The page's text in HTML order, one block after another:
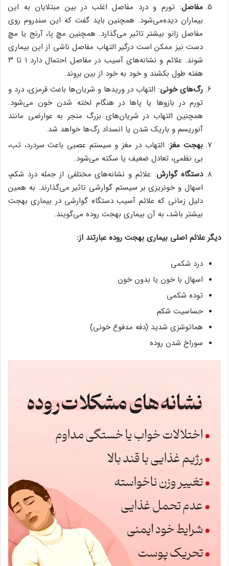
مفاصل: تورم و درد مفاصل اغلب در بین مبتلایان به این
بیماران دیده‌می‌شود. همچنین باید گفت که این سندروم روی
مفاصل زانو بیشتر تاثیر می‌گذارد. همچنین مچ پا، آرنج یا مچ
دست نیز ممکن است درگیر التهاب مفاصل ناشی از این بیماری
شوند. علائم و نشانه‌های آسیب در مفاصل احتمال دارد ۱ تا ۳
هفته طول بکشند و خود به خود از بین بروند.
رگ‌های خونی: التهاب در وریدها و شریان‌ها باعث قرمزی، درد و
تورم در بازوها یا پاها در هنگام لخته شدن خون می‌شود.
همچنین التهاب در شریان‌های بزرگ منجر به عوارضی مانند
آنوریسم و باریک شدن یا انسداد رگ‌ها خواهد شد.
بهجت مغز: التهاب در مغز و سیستم عصبی باعث سردرد، تب،
بی نظمی، تعادل ضعیف یا سکته می‌شود.
دستگاه گوارش: علائم و نشانه‌های مختلفی از جمله درد شکم،
اسهال و خونریزی بر سیستم گوارشی تاثیر می‌گذارند. به همین
دلیل زمانی که علائم آسیب دستگاه گوارشی در بیماری بهجت
بیشتر باشد، به آن بیماری بهجت روده می‌گویند.
دیگر علائم اصلی بیماری بهجت روده عبارتند از:
درد شکمی
اسهال با خون یا بدون خون
توده شکمی
حساسیت شکم
هماتوشزی شدید (دفه مدفوع خونی)
سوراخ شدن روده